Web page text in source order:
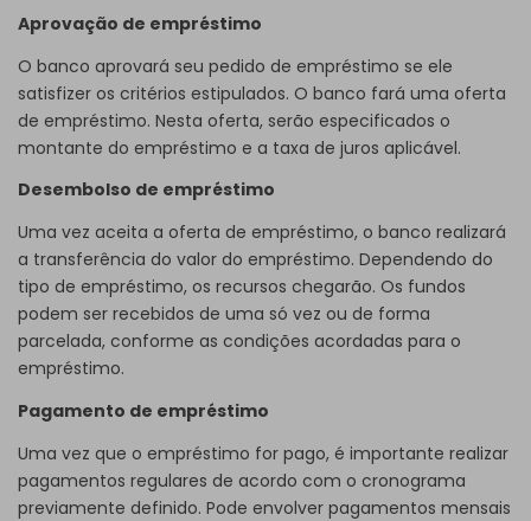
Aprovação de empréstimo
O banco aprovará seu pedido de empréstimo se ele
satisfizer os critérios estipulados. O banco fará uma oferta
de empréstimo. Nesta oferta, serão especificados o
montante do empréstimo e a taxa de juros aplicável.
Desembolso de empréstimo
Uma vez aceita a oferta de empréstimo, o banco realizará
a transferência do valor do empréstimo. Dependendo do
tipo de empréstimo, os recursos chegarão. Os fundos
podem ser recebidos de uma só vez ou de forma
parcelada, conforme as condições acordadas para o
empréstimo.
Pagamento de empréstimo
Uma vez que o empréstimo for pago, é importante realizar
pagamentos regulares de acordo com o cronograma
previamente definido. Pode envolver pagamentos mensais